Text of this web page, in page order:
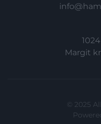
Margit
© 2025